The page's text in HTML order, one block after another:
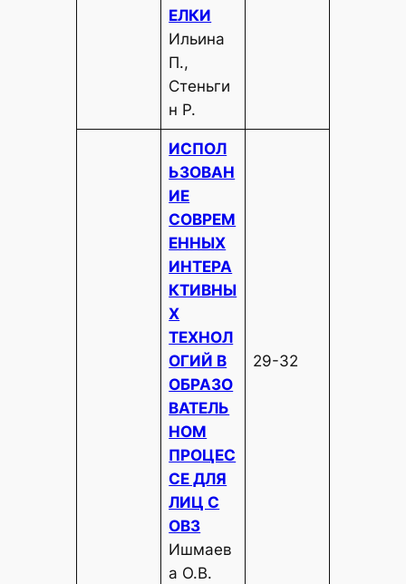
ЕЛКИ
Ильина
П.,
Стеньги
н Р.
ИСПОЛ
ЬЗОВАН
ИЕ
СОВРЕМ
ЕННЫХ
ИНТЕРА
КТИВНЫ
Х
ТЕХНОЛ
ОГИЙ В
ОБРАЗО
ВАТЕЛЬ
НОМ
ПРОЦЕС
СЕ ДЛЯ
ЛИЦ С
ОВЗ
Ишмаев
а О.В.
29-32